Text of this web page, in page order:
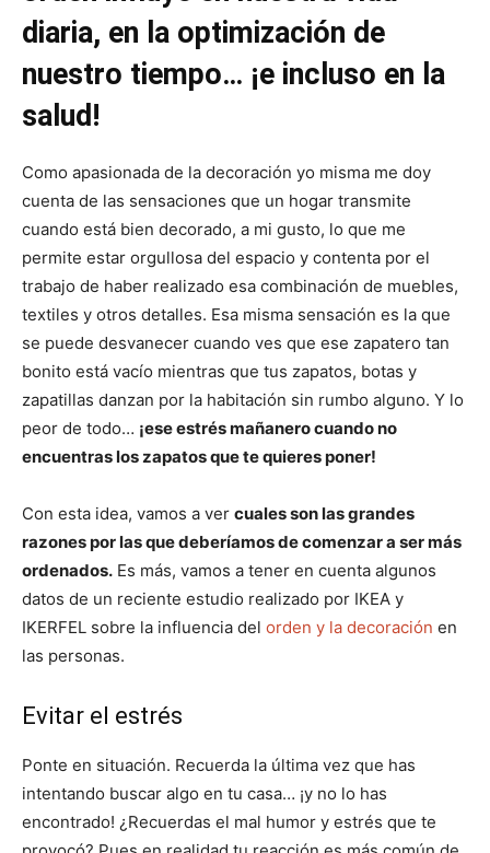
diaria, en la optimización de
nuestro tiempo… ¡e incluso en la
salud!
Como apasionada de la decoración yo misma me doy
cuenta de las sensaciones que un hogar transmite
cuando está bien decorado, a mi gusto, lo que me
permite estar orgullosa del espacio y contenta por el
trabajo de haber realizado esa combinación de muebles,
textiles y otros detalles. Esa misma sensación es la que
se puede desvanecer cuando ves que ese zapatero tan
bonito está vacío mientras que tus zapatos, botas y
zapatillas danzan por la habitación sin rumbo alguno. Y lo
peor de todo… ¡ese estrés mañanero cuando no
encuentras los zapatos que te quieres poner!
Con esta idea, vamos a ver cuales son las grandes
razones por las que deberíamos de comenzar a ser más
ordenados. Es más, vamos a tener en cuenta algunos
datos de un reciente estudio realizado por IKEA y
IKERFEL sobre la influencia del orden y la decoración en
las personas.
Evitar el estrés
Ponte en situación. Recuerda la última vez que has
intentando buscar algo en tu casa… ¡y no lo has
encontrado! ¿Recuerdas el mal humor y estrés que te